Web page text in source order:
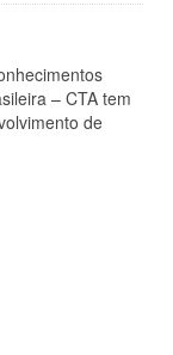
– CTA tem
de